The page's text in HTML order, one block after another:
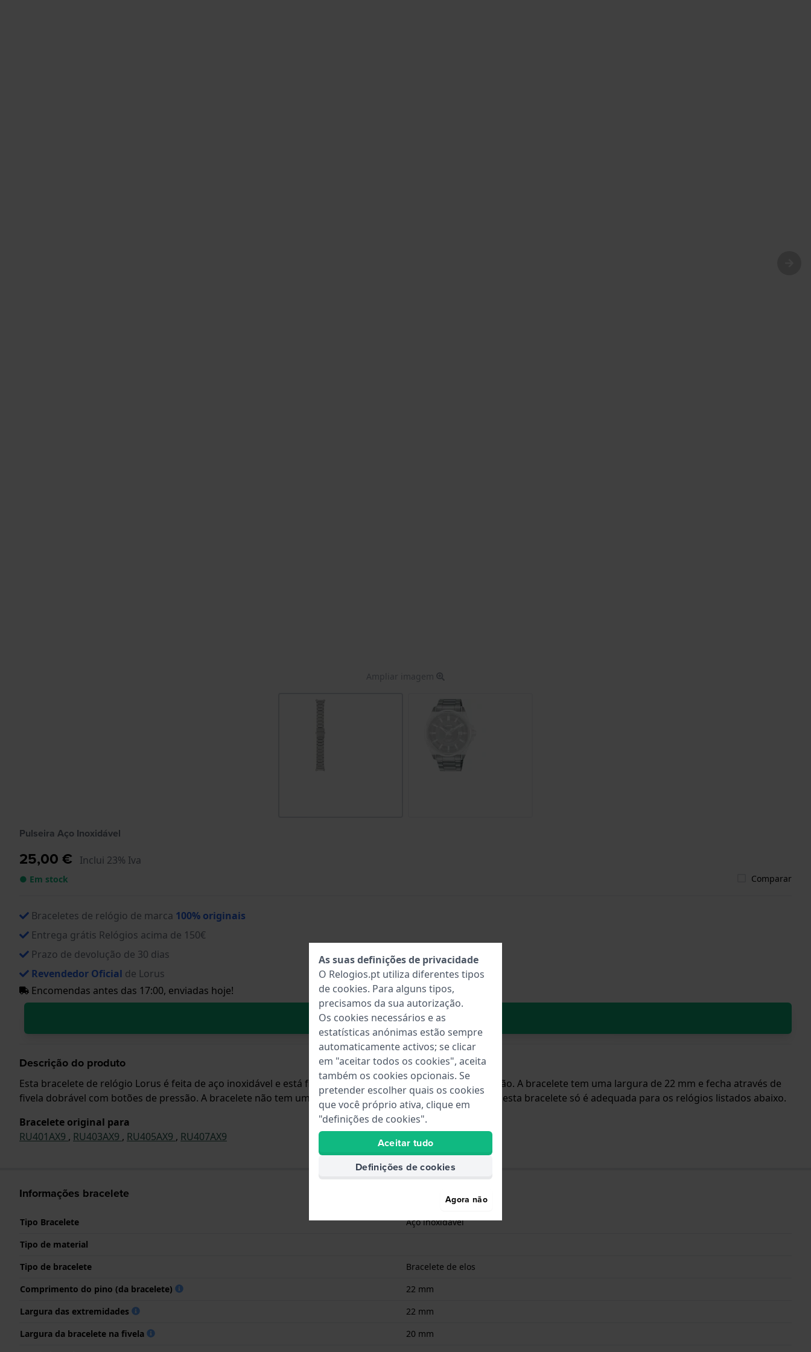
Ampliar imagem
Pulseira Aço Inoxidável
25,00 € Inclui 23% Iva
● Em stock Comparar
Braceletes de relógio de marca 100% originais
Entrega grátis Relógios acima de 150€
Prazo de devolução de 30 dias
Revendedor Oficial de Lorus
Encomendas antes das 17:00, enviadas hoje!
No carrinho
Descrição do produto
Esta bracelete de relógio Lorus é feita de aço inoxidável e está fixada ao relógio através de pinos de pressão. A bracelete tem uma largura de 22 mm e fecha através de
fivela dobrável com botões de pressão. A bracelete não tem uma montagem a direito, o que significa que esta bracelete só é adequada para os relógios listados abaixo.
Bracelete original para
RU401AX9 , RU403AX9 , RU405AX9 , RU407AX9
Informações bracelete
Tipo Bracelete
Aço inoxidável
Tipo de material
Tipo de bracelete
Bracelete de elos
Comprimento do pino (da bracelete)
22 mm
Largura das extremidades
22 mm
Largura da bracelete na fivela
20 mm
As suas definições de privacidade
O Relogios.pt utiliza diferentes tipos
de cookies. Para alguns tipos,
precisamos da sua autorização.
Os cookies necessários e as
estatísticas anónimas estão sempre
automaticamente activos; se clicar
em "aceitar todos os cookies", aceita
também os cookies opcionais. Se
pretender escolher quais os cookies
que você próprio ativa, clique em
"definições de cookies".
Aceitar tudo
Definições de cookies
Agora não